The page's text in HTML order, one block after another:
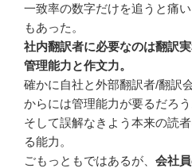
一致率の数字だけを追うと痛
もあった。
社内翻訳者に必要なのは翻訳
管理能力と作文力。
確かに自社と外部翻訳者/翻訳
からには管理能力が要るだろう
そして誤解なきよう本来の読
る能力。
ごもっともではあるが、 会社